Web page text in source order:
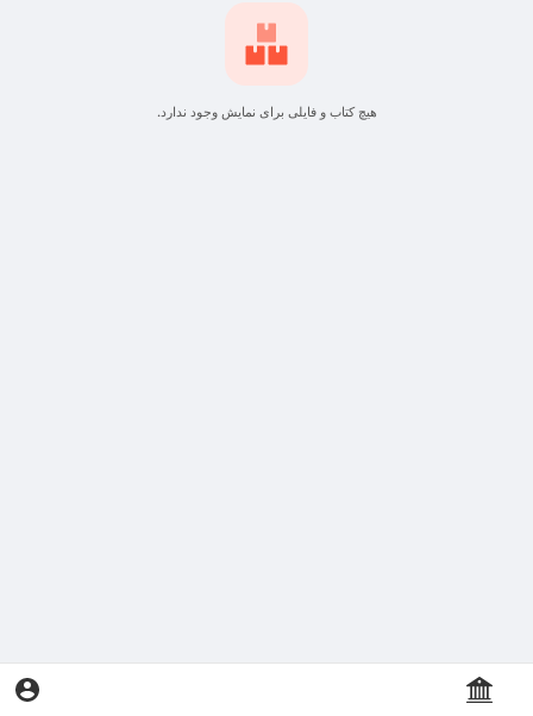
هیچ کتاب و فایلی برای نمایش وجود ندارد.